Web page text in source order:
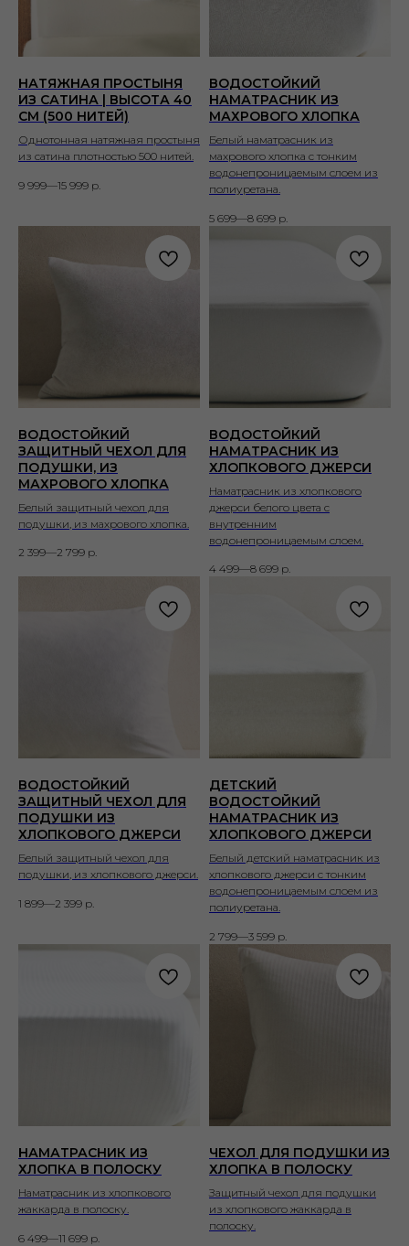
НАТЯЖНАЯ ПРОСТЫНЯ
ИЗ САТИНА | ВЫСОТА 40
СМ (500 НИТЕЙ)
Однотонная натяжная простыня
из сатина плотностью 500 нитей.
9 999—15 999 р.
ВОДОСТОЙКИЙ
НАМАТРАСНИК ИЗ
МАХРОВОГО ХЛОПКА
Белый наматрасник из
махрового хлопка с тонким
водонепроницаемым слоем из
полиуретана.
5 699—8 699 р.
ВОДОСТОЙКИЙ
ЗАЩИТНЫЙ ЧЕХОЛ ДЛЯ
ПОДУШКИ, ИЗ
МАХРОВОГО ХЛОПКА
Белый защитный чехол для
подушки, из махрового хлопка.
2 399—2 799 р.
ВОДОСТОЙКИЙ
НАМАТРАСНИК ИЗ
ХЛОПКОВОГО ДЖЕРСИ
Наматрасник из хлопкового
джерси белого цвета с
внутренним
водонепроницаемым слоем.
4 499—8 699 р.
ВОДОСТОЙКИЙ
ЗАЩИТНЫЙ ЧЕХОЛ ДЛЯ
ПОДУШКИ ИЗ
ХЛОПКОВОГО ДЖЕРСИ
Белый защитный чехол для
подушки, из хлопкового джерси.
1 899—2 399 р.
ДЕТСКИЙ
ВОДОСТОЙКИЙ
НАМАТРАСНИК ИЗ
ХЛОПКОВОГО ДЖЕРСИ
Белый детский наматрасник из
хлопкового джерси с тонким
водонепроницаемым слоем из
полиуретана.
2 799—3 599 р.
НАМАТРАСНИК ИЗ
ХЛОПКА В ПОЛОСКУ
Наматрасник из хлопкового
жаккарда в полоску.
6 499—11 699 р.
ЧЕХОЛ ДЛЯ ПОДУШКИ ИЗ
ХЛОПКА В ПОЛОСКУ
Защитный чехол для подушки
из хлопкового жаккарда в
полоску.